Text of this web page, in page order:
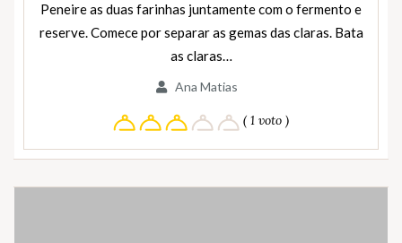
Peneire as duas farinhas juntamente com o fermento e
reserve. Comece por separar as gemas das claras. Bata
as claras…
Ana Matias
( 1 voto )